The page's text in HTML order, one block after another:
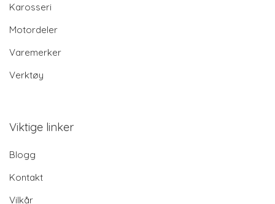
Karosseri
Motordeler
Varemerker
Verktøy
Viktige linker
Blogg
Kontakt
Vilkår